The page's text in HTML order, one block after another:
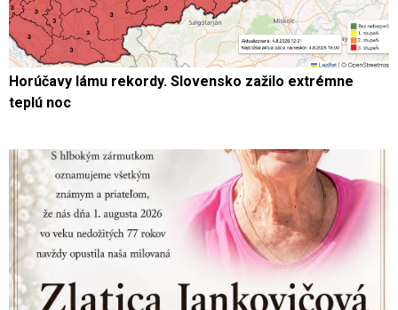
Horúčavy lámu rekordy. Slovensko zažilo extrémne
teplú noc